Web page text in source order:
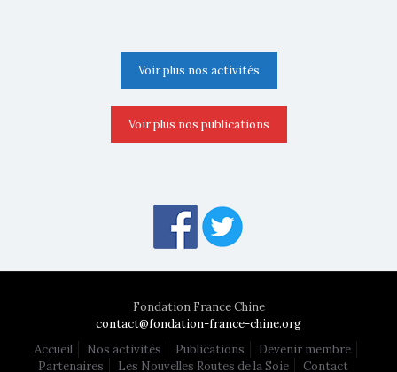
Voir plus nos activités
Voir plus nos publications
Fondation France Chine
contact@fondation-france-chine.org
Accueil
Nos activités Publications
Devenir membre
Partenaires
Les Nouvelles Routes de la Soie Contact